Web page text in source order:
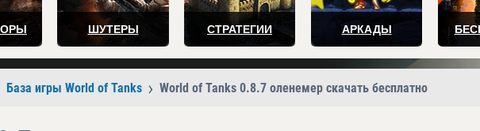
ШУТЕРЫ СТРАТЕГИИ АРКАДЫ
База игры World of Tanks World of Tanks 0.8.7 оленемер скачать бесплатно